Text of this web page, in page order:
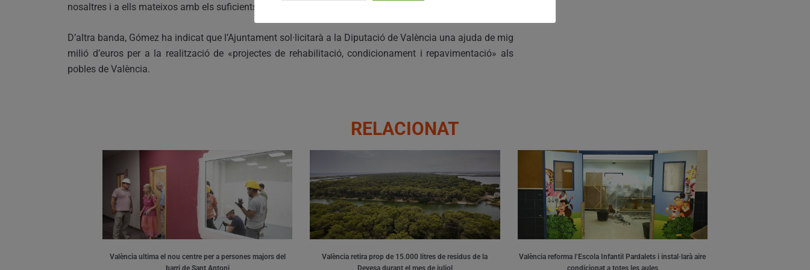
nosaltres i a ells mateixos amb els suficients recursos i millors condicions de seguretat».
D’altra banda, Gómez ha indicat que l’Ajuntament sol·licitarà a la Diputació de València una ajuda de mig
milió d’euros per a la realització de «projectes de rehabilitació, condicionament i repavimentació» als
pobles de València.
RELACIONAT
València ultima el nou centre per a persones majors del
barri de Sant Antoni
València retira prop de 15.000 litres de residus de la
Devesa durant el mes de juliol
València reforma l’Escola Infantil Pardalets i instal·larà aire
condicionat a totes les aules